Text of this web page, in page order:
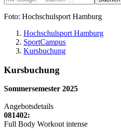
Foto: Hochschulsport Hamburg
Hochschulsport Hamburg
SportCampus
Kursbuchung
Kursbuchung
Sommersemester 2025
Angebotsdetails
081402:
Full Body Workout intense